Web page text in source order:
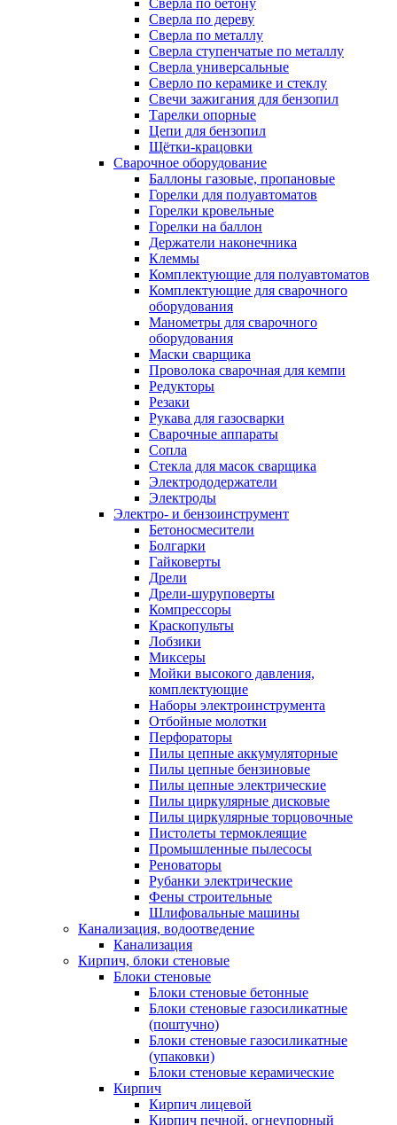
Сверла по бетону
Сверла по дереву
Сверла по металлу
Сверла ступенчатые по металлу
Сверла универсальные
Сверло по керамике и стеклу
Свечи зажигания для бензопил
Тарелки опорные
Цепи для бензопил
Щётки-крацовки
Сварочное оборудование
Баллоны газовые, пропановые
Горелки для полуавтоматов
Горелки кровельные
Горелки на баллон
Держатели наконечника
Клеммы
Комплектующие для полуавтоматов
Комплектующие для сварочного
оборудования
Манометры для сварочного
оборудования
Маски сварщика
Проволока сварочная для кемпи
Редукторы
Резаки
Рукава для газосварки
Сварочные аппараты
Сопла
Стекла для масок сварщика
Электрододержатели
Электроды
Электро- и бензоинструмент
Бетоносмесители
Болгарки
Гайковерты
Дрели
Дрели-шуруповерты
Компрессоры
Краскопульты
Лобзики
Миксеры
Мойки высокого давления,
комплектующие
Наборы электроинструмента
Отбойные молотки
Перфораторы
Пилы цепные аккумуляторные
Пилы цепные бензиновые
Пилы цепные электрические
Пилы циркулярные дисковые
Пилы циркулярные торцовочные
Пистолеты термоклеящие
Промышленные пылесосы
Реноваторы
Рубанки электрические
Фены строительные
Шлифовальные машины
Канализация, водоотведение
Канализация
Кирпич, блоки стеновые
Блоки стеновые
Блоки стеновые бетонные
Блоки стеновые газосиликатные
(поштучно)
Блоки стеновые газосиликатные
(упаковки)
Блоки стеновые керамические
Кирпич
Кирпич лицевой
Кирпич печной, огнеупорный